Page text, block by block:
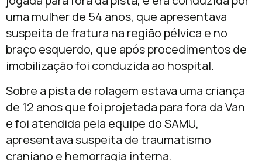
uma mulher de 54 anos, que apresentava
suspeita de fratura na região pélvica e no
braço esquerdo, que após procedimentos de
imobilização foi conduzida ao hospital.
Sobre a pista de rolagem estava uma criança
de 12 anos que foi projetada para fora da Van
e foi atendida pela equipe do SAMU,
apresentava suspeita de traumatismo
craniano e hemorragia interna.